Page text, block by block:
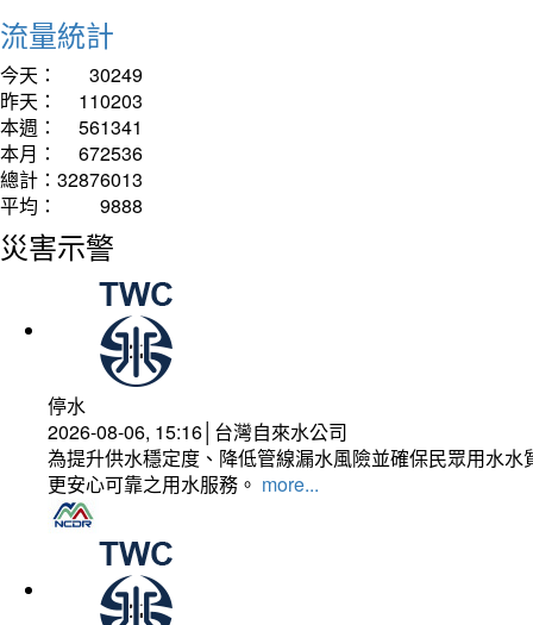
流量統計
今天：
30249
昨天：
110203
本週：
561341
本月：
672536
總計： 32876013
平均：
9888
災害示警
停水
2026-08-06, 15:16│台灣自來水公司
為提升供水穩定度、降低管線漏水風險並確保民眾用水
更安心可靠之用水服務。 more...